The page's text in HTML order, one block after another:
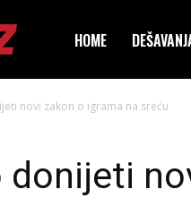
HOME
novi zakon o igrama na sreću
donijeti